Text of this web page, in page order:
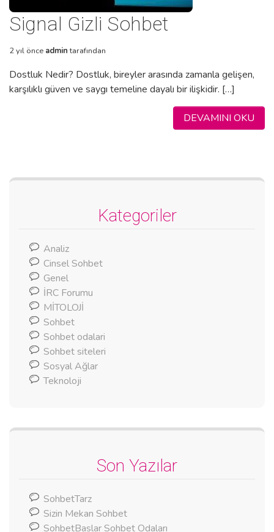
Signal Gizli Sohbet
2 yıl önce admintarafından
Dostluk Nedir? Dostluk, bireyler arasında zamanla gelişen,
karşılıklı güven ve saygı temeline dayalı bir ilişkidir. […]
DEVAMINI OKU
Kategoriler
Analiz
Cinsel Sohbet
Genel
İRC Forumu
MİTOLOJİ
Sohbet
Sohbet odalari
Sohbet siteleri
Sosyal Ağlar
Teknoloji
Son Yazılar
SohbetTarz
Sizin Mekan Sohbet
SohbetBaslar Sohbet Odaları